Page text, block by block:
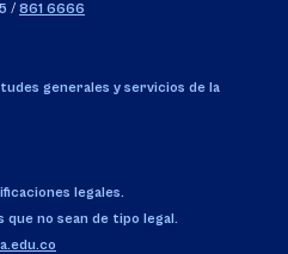
/ 861 6666
generales y servicios de la
legales.
no sean de tipo legal.